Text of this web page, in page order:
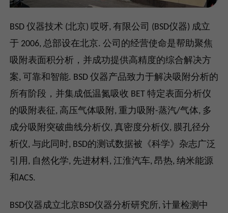
BSD 仪器技术 (北京) 哎呀, 有限公司 (BSD仪器) 成立
于 2006, 总部设在北京. 公司的经营使命是帮助聚焦
吸附表面积分析，并成功提供高精度的综合解决方
案, 可靠和智能. BSD 仪器产品致力于解决吸附分析的
所有阶段，并集成低温氮吸收 BET 特定表面分析仪
的吸附表征, 高压气体吸附, 重力吸附-蒸汽/气体, 多
成分吸附突破曲线分析仪, 真密度分析仪, 膜孔径分
析仪, 与此同时, BSD的测试数据被《科学》杂志广泛
引用, 自然化学, 先进材料, 江淮汽车, 昂热, 纳米能源
和ACS.
BSD仪器成立北京BSD仪器分析研究所, 计量检测中